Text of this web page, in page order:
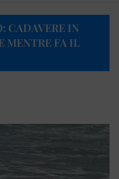
CADAVERE IN
MENTRE FA IL